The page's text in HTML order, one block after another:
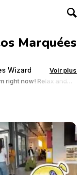
Marquées
Wizard
right now! Relax and
Voir plus